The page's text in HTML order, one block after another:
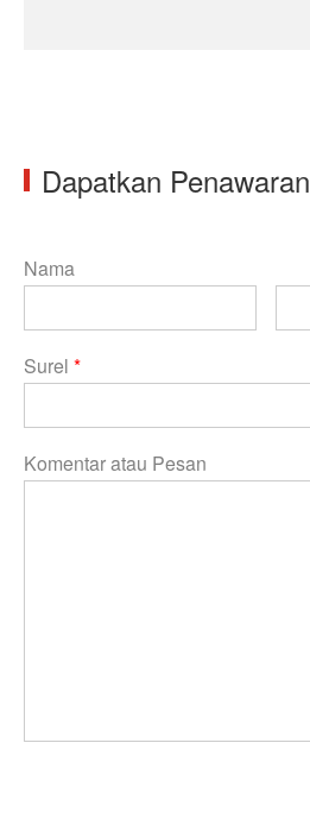
Dapatkan Penawaran
Nama
Surel *
Komentar atau Pesan